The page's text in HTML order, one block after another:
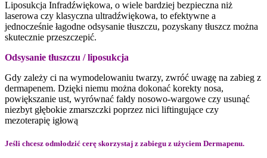
Liposukcja Infradźwiękowa, o wiele bardziej bezpieczna niż
laserowa czy klasyczna ultradźwiękowa, to efektywne a
jednocześnie łagodne odsysanie tłuszczu, pozyskany tłuszcz można
skutecznie przeszczepić.
Odsysanie tłuszczu / liposukcja
Gdy zależy ci na wymodelowaniu twarzy, zwróć uwagę na zabieg z
dermapenem. Dzięki niemu można dokonać korekty nosa,
powiększanie ust, wyrównać fałdy nosowo-wargowe czy usunąć
niezbyt głębokie zmarszczki poprzez nici liftingujące czy
mezoterapię igłową
Jeśli chcesz odmłodzić cerę skorzystaj z zabiegu z użyciem Dermapenu.